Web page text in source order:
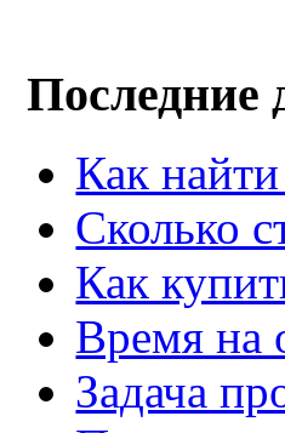
Последние
Как
Сколько
Как
Время на
Задача